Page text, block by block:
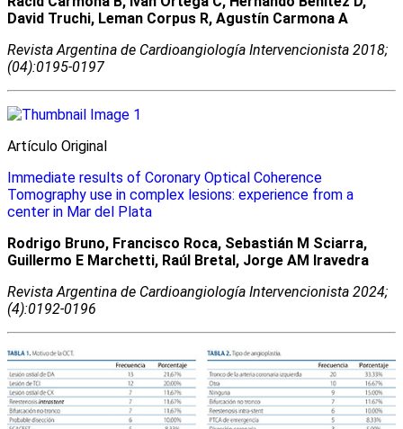
David Truchi, Leman Corpus R, Agustín Carmona A
Revista Argentina de Cardioangiologí­a Intervencionista 2018;
(04):0195-0197
Artí­culo Original
Immediate results of Coronary Optical Coherence
Tomography use in complex lesions: experience from a
center in Mar del Plata
Rodrigo Bruno, Francisco Roca, Sebastián M Sciarra,
Guillermo E Marchetti, Raúl Bretal, Jorge AM Iravedra
Revista Argentina de Cardioangiologí­a Intervencionista 2024;
(4):0192-0196